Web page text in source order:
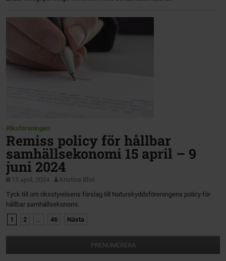
Riksföreningen
Remiss policy för hållbar
samhällsekonomi 15 april – 9
juni 2024
15 april, 2024
Kristina Blixt
Tyck till om riksstyrelsens förslag till Naturskyddsföreningens policy för
hållbar samhällsekonomi.
1
2 46 Nästa
PRENUMERERA